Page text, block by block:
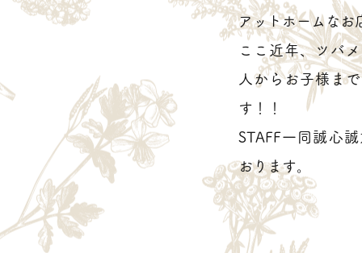
アットホームなお
ここ近年、ツバ
人からお子様ま
す！！
STAFF一同誠心
おります。